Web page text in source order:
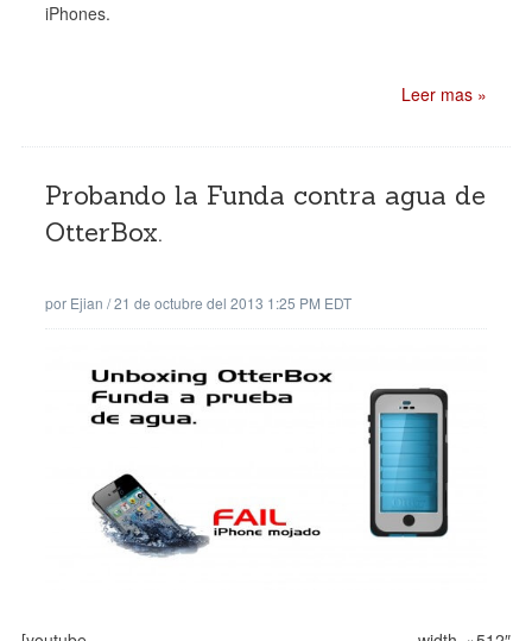
iPhones.
Leer mas »
Probando la Funda contra agua de
OtterBox.
por Ejian /21 de octubre del 2013 1:25 PM EDT